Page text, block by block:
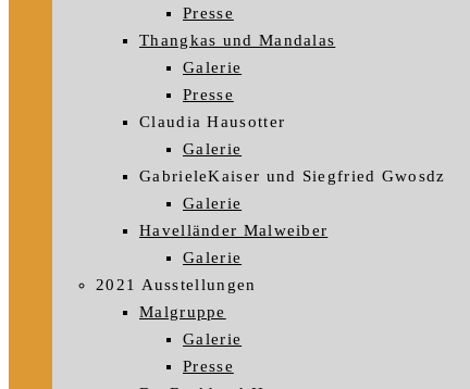
Presse
Thangkas und Mandalas
Galerie
Presse
Claudia Hausotter
Galerie
GabrieleKaiser und Siegfried Gwosdz
Galerie
Havelländer Malweiber
Galerie
2021 Ausstellungen
Malgruppe
Galerie
Presse